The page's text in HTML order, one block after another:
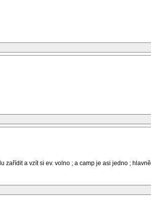
zařídit a vzít si ev. volno ; a camp je asi jedno ; hlavně